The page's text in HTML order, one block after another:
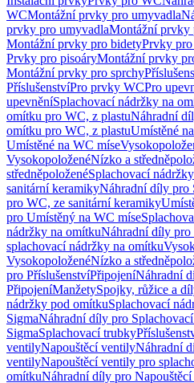
WCMontážní prvky pro umyvadla
prvky pro umyvadlaMontážní prvky
Montážní prvky pro bidetyPrvky
Prvky pro pisoáryMontážní prvky
Montážní prvky pro sprchy
PříslušenstvíPro prvky WCPro
upevněníSplachovací nádržky na
omítku pro WC, z plastuNáhradní
omítku pro WC, z plastuUmístěné
Umístěné na WC míse
VysokopoloženéNízko a
středněpoloženéSplachovací
sanitární keramikyNáhradní díly pro
pro WC, ze sanitární keramiky
pro Umístěný na WC míse
nádržky na omítkuNáhradní díly pro
splachovací nádržky na omítku
VysokopoloženéNízko a
pro PříslušenstvíPřipojeníNáhradní
PřipojeníManžetySpojky, růžice a
nádržky pod omítkuSplachovací
SigmaNáhradní díly pro
SigmaSplachovací trubky
ventilyNapouštěcí ventilyNáhradní
ventilyNapouštěcí ventily pro
omítkuNáhradní díly pro